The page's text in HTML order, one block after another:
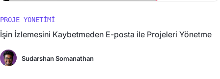
PROJE YÖNETIMI
İşin İzlemesini Kaybetmeden E-posta ile Projeleri Yönetme
Sudarshan Somanathan